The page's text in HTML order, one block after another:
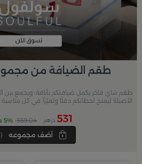
طقم الضيافة من
طقم شاي فاخر يكمل ضيافتكم بأناقة، ويجمع بين
الأصيلة ليمنح لحظاتكم دفئًا وتميّزًا في كل مناسبة.
531 درهم 559.04 5% خصم
(4)